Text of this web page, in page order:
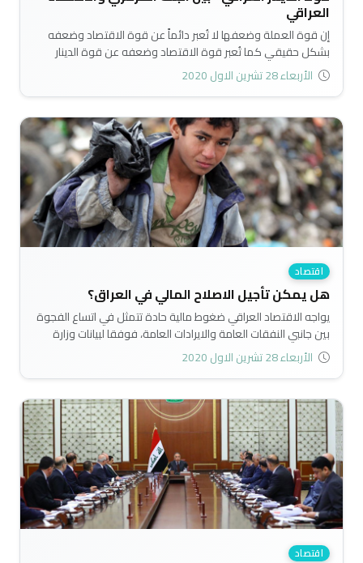
العراقي
إن قوة العملة وضعفها لا تُعبر دائماً عن قوة الاقتصاد وضعفه
بشكل حقيقي كما تُعبر قوة الاقتصاد وضعفه عن قوة الدينار
وضعفه بشكل حقيقي..
الأربعاء 28 تشرين الاول 2020
اقتصاد
هل يمكن تأجيل الاصلاح المالي في العراق؟
يواجه الاقتصاد العراقي ضغوط مالية حادة تتمثل في اتساع الفجوة
بين جانبي النفقات العامة والايرادات العامة، فوفقا لبيانات وزارة
نفقات استثمارية..
الأربعاء 28 تشرين الاول 2020
اقتصاد